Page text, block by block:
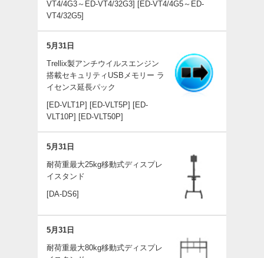
VT4/4G3～ED-VT4/32G3] [ED-VT4/4G5～ED-
VT4/32G5]
5月31日
Trellix製アンチウイルスエンジン
搭載セキュリティUSBメモリー ラ
イセンス延長パック
[ED-VLT1P] [ED-VLT5P] [ED-
VLT10P] [ED-VLT50P]
5月31日
耐荷重最大25kg移動式ディスプレ
イスタンド
[DA-DS6]
5月31日
耐荷重最大80kg移動式ディスプレ